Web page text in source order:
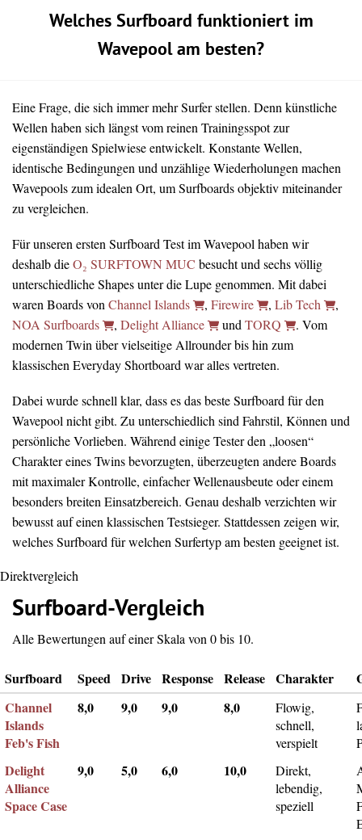
Welches Surfboard funktioniert im
Wavepool am besten?
Eine Frage, die sich immer mehr Surfer stellen. Denn künstliche
Wellen haben sich längst vom reinen Trainingsspot zur
eigenständigen Spielwiese entwickelt. Konstante Wellen,
identische Bedingungen und unzählige Wiederholungen machen
Wavepools zum idealen Ort, um Surfboards objektiv miteinander
zu vergleichen.
Für unseren ersten Surfboard Test im Wavepool haben wir
deshalb dieO₂ SURFTOWN MUC besucht und sechs völlig
unterschiedliche Shapes unter die Lupe genommen. Mit dabei
waren Boards von Channel Islands , Firewire , Lib Tech
,
NOA Surfboards
, Delight Alliance und TORQ
. Vom
modernen Twin über vielseitige Allrounder bis hin zum
klassischen Everyday Shortboard war alles vertreten.
Dabei wurde schnell klar, dass es das beste Surfboard für den
Wavepool nicht gibt. Zu unterschiedlich sind Fahrstil, Können und
persönliche Vorlieben. Während einige Tester den „loosen“
Charakter eines Twins bevorzugten, überzeugten andere Boards
mit maximaler Kontrolle, einfacher Wellenausbeute oder einem
besonders breiten Einsatzbereich. Genau deshalb verzichten wir
bewusst auf einen klassischen Testsieger. Stattdessen zeigen wir,
welches Surfboard für welchen Surfertyp am besten geeignet ist.
Direktvergleich
Surfboard-Vergleich
Alle Bewertungen auf einer Skala von 0 bis 10.
Surfboard Speed Drive Response Release Charakter
Channel
Islands
Feb's Fish
8,0 9,0 9,0 8,0
Flowig,
schnell,
verspielt
Delight
Alliance
Space Case
9,0 5,0 6,0 10,0
Direkt,
lebendig,
speziell